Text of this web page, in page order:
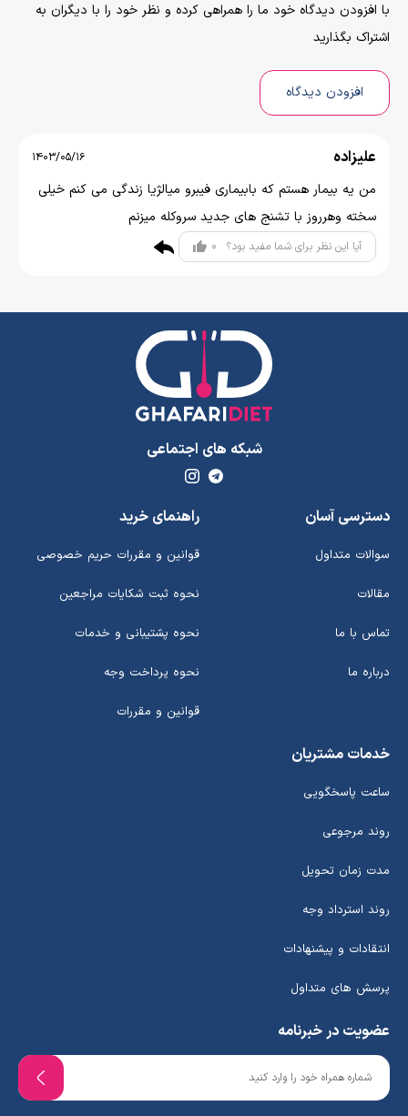
با افزودن دیدگاه خود ما را همراهی کرده و نظر خود را با دیگران به
اشتراک بگذارید
افزودن دیدگاه
علیزاده 1403/05/16
من یه بیمار هستم که بابیماری فیبرو میالژیا زندگی می کنم خیلی
سخته وهرروز با تشنج های جدید سروکله میزنم
آیا این نظر برای شما مفید بود؟ 0
شبکه های اجتماعی
دسترسی آسان
سوالات متداول
مقالات
تماس با ما
درباره ما
راهنمای خرید
قوانین و مقررات حریم خصوصی
نحوه ثبت شکایات مراجعین
نحوه پشتیبانی و خدمات
نحوه پرداخت وجه
قوانین و مقررات
خدمات مشتریان
ساعت پاسخگویی
روند مرجوعی
مدت زمان تحویل
روند استرداد وجه
انتقادات و پیشنهادات
پرسش های متداول
عضویت در خبرنامه